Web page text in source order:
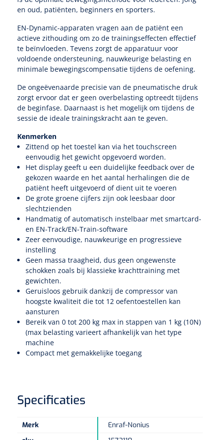
Verzwaringsdekens
Positioneringsmateriaal
Verpleegdekens
Drinkhulpmiddelen
Bekers
Opzetstukken voor bekers
Badkamerhulpmiddelen
Toiletverhogers
Doucheramen
Wandbeugels
Douchestoelen
Toiletbeugels
Diversen badkamerhulpmiddelen
Toiletstoelen
Douchebrancard
Douchetabouretten
Gynecologische lichtbronnen & toebehoren
Lichtbronnen & wanddispensers
Loupebrillen
Otoscopen
Ophtalmoscopen
Penlight
Tongspatelhouders
Voorhoofdslampen
NKO
Laryngoscopen
Audiometrie
Lichaamsmeting
Zelftest apparatuur
Thermometers
Weegschalen
Meetlatten
Draagbaar
Toebehoren
Traction
Osteo
Kantel
Tabouret
Fysiotechniek & hydromassage
Shockwave
Tecar
Echografie
Ultrageluid & elektrotherapie
TENS
Kort-en microgolf
Hydromassage
Oppervlaktereiniging & -desinfectie
Papierwaren
Handdoeken
Dameshygiëne
Zakdoekjes
Toiletpapier
Werkdoeken
Servietten
Onderzoekstafelpapier
Handdoekrollen
Keukenrollen
Cellulosepapier
Persoonlijk beschermingsmateriaal
Mutsen
Glijmiddel
Urinalen
Spoelingen
Bedpannen & toiletemmers
Infuustherapie
Infuusstaander
Toebehoren injectiemateriaal
Zeletten
Naaldcontainers en toebehoren
Ontsmettingsalcohol
Naaldknippers
Stuwbanden
Alcoswabs
Hoofdkussens
Matrassen & beschermers
Bedden
Medisch kabinet
Onderzoekstafels
Onderzoekslampen
Dokterstassen & toebehoren
Tabouretten
Opstapjes
Karren & trolleys
Linnenkarren
Afvalverzamelaars
Transportwagens
Wondzorgkarren
Instrumentenwagens
Uterustangen
Nageltangen
Verwijdertangen voor wondhaken
Bistouri
Bistourimesjes
Stitch cutters
Volledige bistouris
Bistourihouders
Instrumentendozen & verbandtrommels
Verbandtrommels
Instrumentendozen
Klemmen
Oorlusjes
Pincetten
Hysterometers
Gipszagen & ringzagen
Vingerspalken
Enkelspalken
Kompressen & verbanden
Vetgaaskompressen
Gaaskompressen
Oogkompressen
Niet inklevende verbanden
Absorberende verbanden
Deppers
Non-woven kompressen
Splitkompressen
Gipsverbanden & toebehoren
Jersey kousen
Zinklijmverbanden
Polsterwatten
en oud, patiënten, beginners en sporters.
EN-Dynamic-apparaten vragen aan de patiënt een
actieve zithouding om zo de trainingseffecten effectief
te beïnvloeden. Tevens zorgt de apparatuur voor
voldoende ondersteuning, nauwkeurige belasting en
minimale bewegingscompensatie tijdens de oefening.
De ongeëvenaarde precisie van de pneumatische druk
zorgt ervoor dat er geen overbelasting optreedt tijdens
de beginfase. Daarnaast is het mogelijk om tijdens de
sessie de ideale trainingskracht aan te geven.
Kenmerken
Zittend op het toestel kan via het touchscreen
eenvoudig het gewicht opgevoerd worden.
Het display geeft u een duidelijke feedback over de
gekozen waarde en het aantal herhalingen die de
patiënt heeft uitgevoerd of dient uit te voeren
De grote groene cijfers zijn ook leesbaar door
slechtzienden
Handmatig of automatisch instelbaar met smartcard-
en EN-Track/EN-Train-software
Zeer eenvoudige, nauwkeurige en progressieve
instelling
Geen massa traagheid, dus geen ongewenste
schokken zoals bij klassieke krachttraining met
gewichten.
Geruisloos gebruik dankzij de compressor van
hoogste kwaliteit die tot 12 oefentoestellen kan
aansturen
Bereik van 0 tot 200 kg max in stappen van 1 kg (10N)
(max belasting varieert afhankelijk van het type
machine
Compact met gemakkelijke toegang
Specificaties
Merk
Enraf-Nonius